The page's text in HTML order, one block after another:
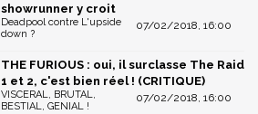
showrunner y croit
07/02/2018, 16:00
Deadpool contre L'upside
down ?
THE FURIOUS : oui, il surclasse The Raid
1 et 2, c'est bien réel ! (CRITIQUE)
07/02/2018, 16:00
VISCERAL, BRUTAL,
BESTIAL, GENIAL !